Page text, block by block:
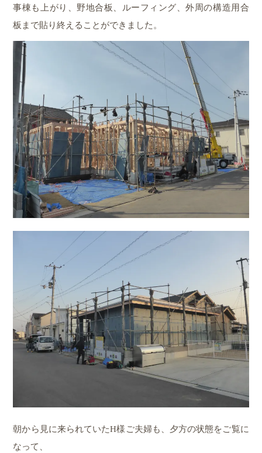
事棟も上がり、野地合板、ルーフィング、外周の構造用合
板まで貼り終えることができました。
朝から見に来られていたH様ご夫婦も、夕方の状態をご覧に
なって、